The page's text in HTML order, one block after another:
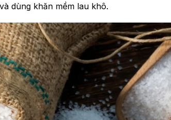
dùng khăn mềm lau khô.